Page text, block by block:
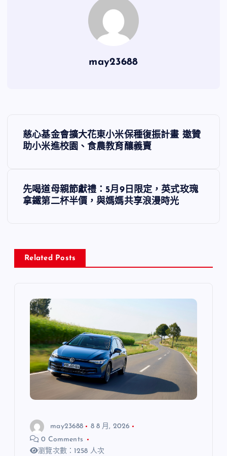
may23688
文
章
覽
慈心基金會擴大花東小米保種復振計畫 邀贊
助小米進校園、食農教育釀義賣
先喝道母親節獻禮：5月9日限定，英式玫瑰
拿鐵第二杯半價，與媽媽共享浪漫時光
Related Posts
may23688
8 8 月, 2026
0 Comments
瀏覽次數：1258 人次